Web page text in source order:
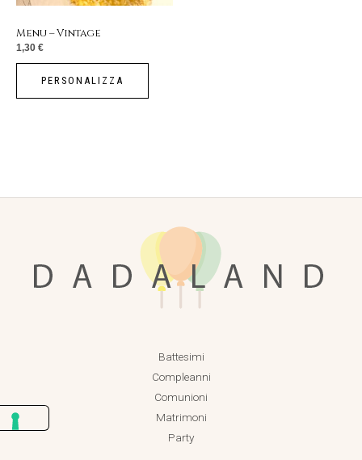
Menu – Vintage
1,30 €
PERSONALIZZA
Battesimi
Compleanni
Comunioni
Matrimoni
Party